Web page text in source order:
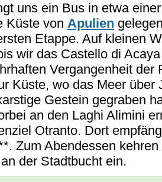
uns ein Bus in etwa
Küste von Apulien
Etappe. Auf kleinen
wir das Castello di
Vergangenheit der
Küste, wo das Meer über
Gestein gegraben
an den Laghi Alimini
Otranto. Dort
Zum Abendessen
der Stadtbucht ein.